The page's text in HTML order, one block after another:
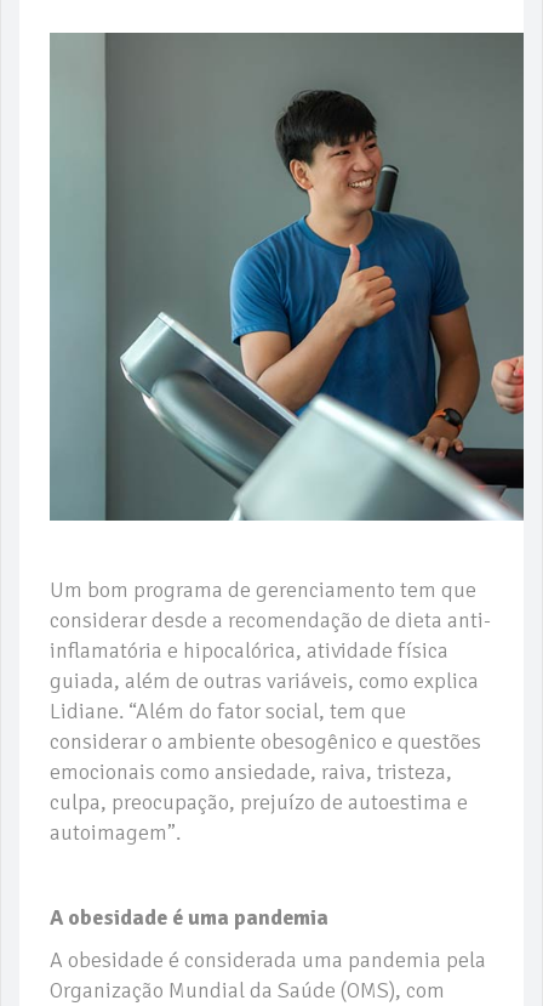
Um bom programa de gerenciamento tem que
considerar desde a recomendação de dieta anti-
inflamatória e hipocalórica, atividade física
guiada, além de outras variáveis, como explica
Lidiane. “Além do fator social, tem que
considerar o ambiente obesogênico e questões
emocionais como ansiedade, raiva, tristeza,
culpa, preocupação, prejuízo de autoestima e
autoimagem”.
A obesidade é uma pandemia
A obesidade é considerada uma pandemia pela
Organização Mundial da Saúde (OMS), com